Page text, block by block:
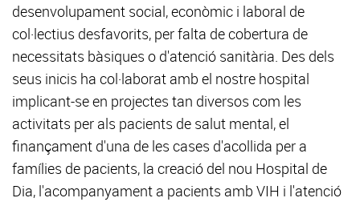
desenvolupament social, econòmic i laboral de
col·lectius desfavorits, per falta de cobertura de
necessitats bàsiques o d'atenció sanitària. Des dels
seus inicis ha col·laborat amb el nostre hospital
implicant-se en projectes tan diversos com les
activitats per als pacients de salut mental, el
finançament d'una de les cases d'acollida per a
famílies de pacients, la creació del nou Hospital de
Dia, l'acompanyament a pacients amb VIH i l'atenció